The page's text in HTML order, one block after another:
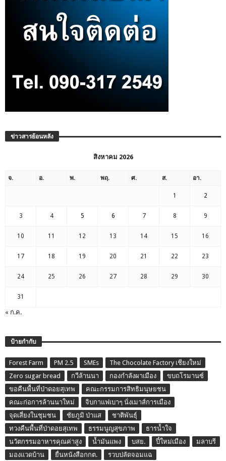
ข่าวสารย้อนหลัง
สิงหาคม 2026
จ. อ. พ. พฤ. ศ. ส. อา.
1 2
3 4 5 6 7 8 9
10 11 12 13 14 15 16
17 18 19 20 21 22 23
24 25 26 27 28 29 30
31
« ก.ค.
ป้ายกำกับ
Forest Farm PM 2.5 SMEs
The Chocolate Factory เชียงใหม่
Zero sugar bread
กวีล้านนา กองกำลังผาเมือง
ขบถโรมานซ์
ขอคืนพื้นที่ป่าดอยสุเทพ
คณะกรรมการสิทธิมนุษยชน
คณะก่อการล้านนาใหม่
จิบกาแฟเบาๆ นั่งเมาส์การเมือง
จุดเสี่ยงในชุมชน
ชัยภูมิ ป่าแส
ชาติพันธุ์
ทวงคืนพื้นที่ป่าดอยสุเทพ
ธรรมนูญสุขภาพ
ธารน้ำใจ
นวัตกรรมอาหารคุณค่าสูง
น้ำมันแพง บสย. ปี๋ใหม่เมือง
มลาบรี
มองแวดบ้าน
ยื่นหนังสือกกต.
รวบปลัดจอมแฉ